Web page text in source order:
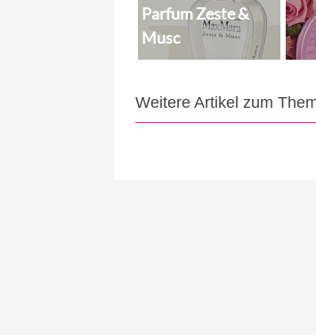
Parfum Zeste &
Musc
Weitere Artikel zum